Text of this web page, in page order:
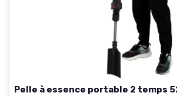
Pelle à essence portable 2 temps